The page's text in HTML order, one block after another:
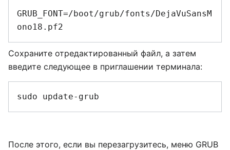
GRUB_FONT=/boot/grub/fonts/DejaVuSansM
Сохраните отредактированный файл, а затем
введите следующее в приглашении терминала:
После этого, если вы перезагрузитесь, меню GRUB